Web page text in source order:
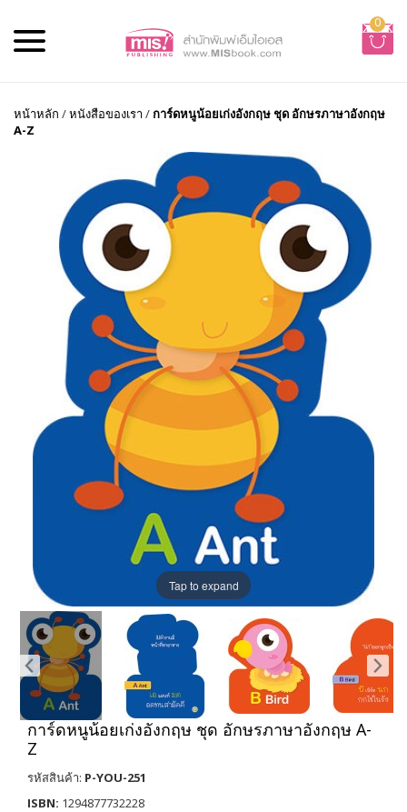
0
หน้าหลัก /หนังสือของเรา /การ์ดหนูน้อยเก่งอังกฤษ ชุด อักษรภาษาอังกฤษ
A-Z
Tap to expand
การ์ดหนูน้อยเก่งอังกฤษ ชุด อักษรภาษาอังกฤษ A-
Z
รหัสสินค้า: P-YOU-251
ISBN: 1294877732228